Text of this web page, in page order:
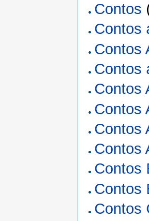
Contos
Contos
Contos
Contos
Contos
Contos
Contos
Contos
Contos
Contos
Contos